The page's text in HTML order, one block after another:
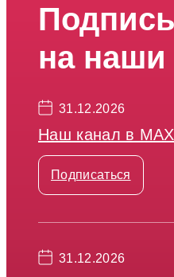
на наши
31.12.2026
Наш канал в МАХ
Подписаться
31.12.2026